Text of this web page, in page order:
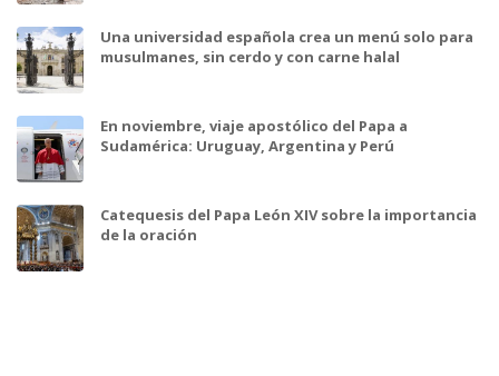
Una universidad española crea un menú solo para
musulmanes, sin cerdo y con carne halal
En noviembre, viaje apostólico del Papa a
Sudamérica: Uruguay, Argentina y Perú
Catequesis del Papa León XIV sobre la importancia
de la oración